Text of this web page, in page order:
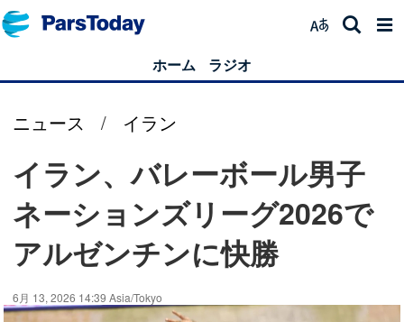
ホーム ラジオ
ニュース / イラン
イラン、バレーボール男子
ネーションズリーグ2026で
アルゼンチンに快勝
6月 13, 2026 14:39 Asia/Tokyo